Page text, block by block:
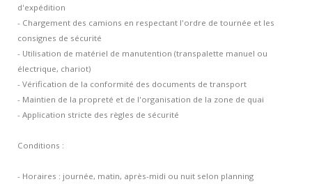
d'expédition
- Chargement des camions en respectant l'ordre de tournée et les
consignes de sécurité
- Utilisation de matériel de manutention (transpalette manuel ou
électrique, chariot)
- Vérification de la conformité des documents de transport
- Maintien de la propreté et de l'organisation de la zone de quai
- Application stricte des règles de sécurité
Conditions :
- Horaires : journée, matin, après-midi ou nuit selon planning